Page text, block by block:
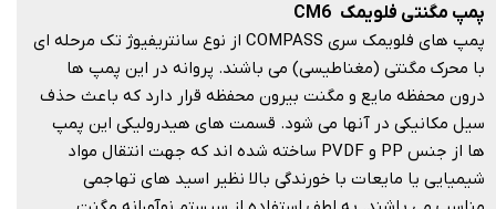
پمپ مگنتی فلویمک CM6
پمپ های فلویمک سری COMPASS از نوع سانتریفیوژ تک مرحله ای
با محرک مگنتی (مغناطیسی) می باشند. پروانه در این پمپ ها
درون محفظه مایع و مگنت بیرون محفظه قرار دارد که باعث حذف
سیل مکانیکی در آنها می شود. قسمت های هیدرولیکی این پمپ
ها از جنس PP و PVDF ساخته شده اند که جهت انتقال مواد
شیمیایی یا مایعات با خورندگی بالا نظیر اسید های تهاجمی